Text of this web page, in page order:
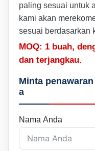
paling sesuai untuk
kami akan
sesuai berdasarkan
MOQ: 1 buah,
dan terjangkau.
Minta
a
Nama Anda